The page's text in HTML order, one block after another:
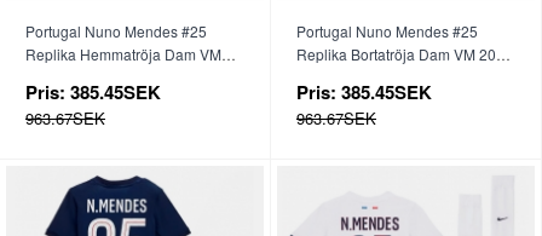
Portugal Nuno Mendes #25
Replika Hemmatröja Dam VM
Pris: 385.45SEK
963.67SEK
Portugal Nuno Mendes #25
Replika Bortatröja Dam VM 2026
Pris: 385.45SEK
963.67SEK